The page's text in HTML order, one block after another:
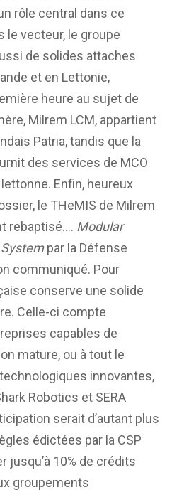
rôle central dans ce
le vecteur, le groupe
de solides attaches
et en Lettonie,
heure au sujet de
Milrem LCM, appartient
Patria, tandis que la
des services de MCO
Enfin, heureux
le THeMIS de Milrem
rebaptisé…. Modular
par la Défense
communiqué. Pour
conserve une solide
Celle-ci compte
capables de
mature, ou à tout le
innovantes,
Robotics et SERA
serait d’autant plus
édictées par la CSP
jusqu’à 10% de crédits
groupements